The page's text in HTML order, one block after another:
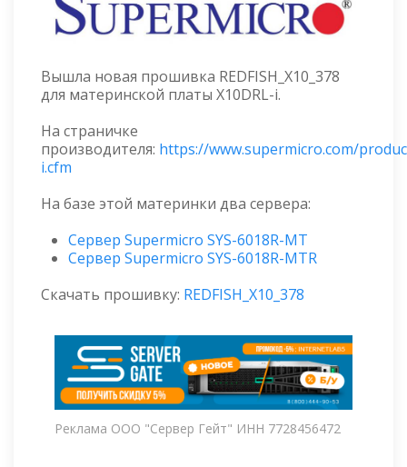
Вышла новая прошивка REDFISH_X10_378
для материнской платы X10DRL-i.
На страничке
производителя: https://www.supermicro.com/
i.cfm
На базе этой материнки два сервера:
Сервер Supermicro SYS-6018R-MT
Сервер Supermicro SYS-6018R-MTR
Скачать прошивку: REDFISH_X10_378
Реклама ООО "Сервер Гейт" ИНН 7728456472